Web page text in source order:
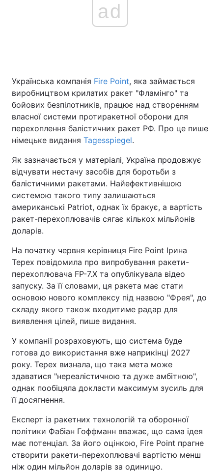
ad
Українська компанія Fire Point, яка займається
виробництвом крилатих ракет "Фламінго" та
бойових безпілотників, працює над створенням
власної системи протиракетної оборони для
перехоплення балістичних ракет РФ. Про це пише
німецьке видання Tagesspiegel.
Як зазначається у матеріалі, Україна продовжує
відчувати нестачу засобів для боротьби з
балістичними ракетами. Найефективнішою
системою такого типу залишаються
американські Patriot, однак їх бракує, а вартість
ракет-перехоплювачів сягає кількох мільйонів
доларів.
На початку червня керівниця Fire Point Ірина
Терех повідомила про випробування ракети-
перехоплювача FP-7.X та опублікувала відео
запуску. За її словами, ця ракета має стати
основою нового комплексу під назвою "Фрея", до
складу якого також входитиме радар для
виявлення цілей, пише видання.
У компанії розраховують, що система буде
готова до використання вже наприкінці 2027
року. Терех визнала, що така мета може
здаватися "нереалістичною та дуже амбітною",
однак пообіцяла докласти максимум зусиль для
її досягнення.
Експерт із ракетних технологій та оборонної
політики Фабіан Гоффманн вважає, що сама ідея
має потенціал. За його оцінкою, Fire Point прагне
створити ракети-перехоплювачі вартістю менш
ніж один мільйон доларів за одиницю.